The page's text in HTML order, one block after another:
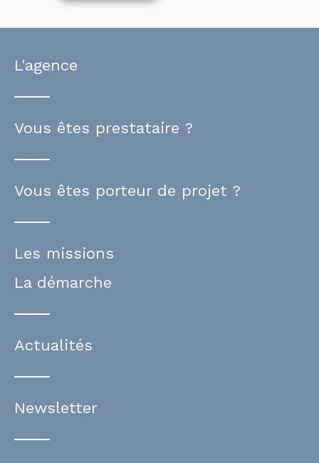
L'agence
Vous êtes prestataire ?
Vous êtes porteur de projet ?
Les missions
La démarche
Actualités
Newsletter